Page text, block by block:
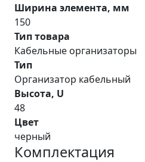
Ширина элемента, мм
150
Тип товара
Кабельные организаторы
Тип
Организатор кабельный
Высота, U
48
Цвет
черный
Комплектация